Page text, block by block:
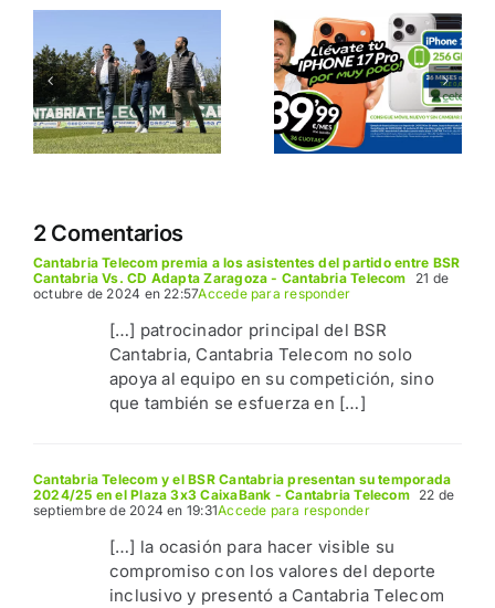
Consigue
tu nuevo
móvil con
Cantabria
Telecom
Telecom
renueva
su
con la
tradición y
2 Comentarios
Cantabria Telecom premia a los asistentes del partido entre BSR
Cantabria Vs. CD Adapta Zaragoza - Cantabria Telecom
21 de
octubre de 2024 en 22:57Accede para responder
[…] patrocinador principal del BSR
Cantabria, Cantabria Telecom no solo
apoya al equipo en su competición, sino
que también se esfuerza en […]
Cantabria Telecom y el BSR Cantabria presentan su temporada
2024/25 en el Plaza 3x3 CaixaBank - Cantabria Telecom
22 de
septiembre de 2024 en 19:31Accede para responder
[…] la ocasión para hacer visible su
compromiso con los valores del deporte
inclusivo y presentó a Cantabria Telecom